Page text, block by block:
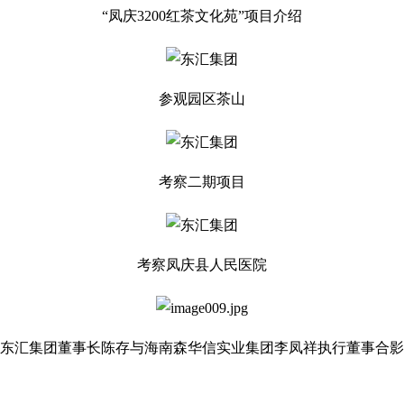
“凤庆3200红茶文化苑”项目介绍
参观园区茶山
考察二期项目
考察凤庆县人民医院
汇集团董事长陈存与海南森华信实业集团李凤祥执行董事合